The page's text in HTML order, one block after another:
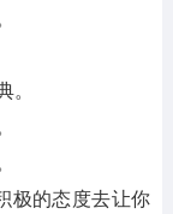
极的态度去让你